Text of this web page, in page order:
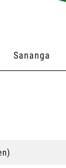
Sananga